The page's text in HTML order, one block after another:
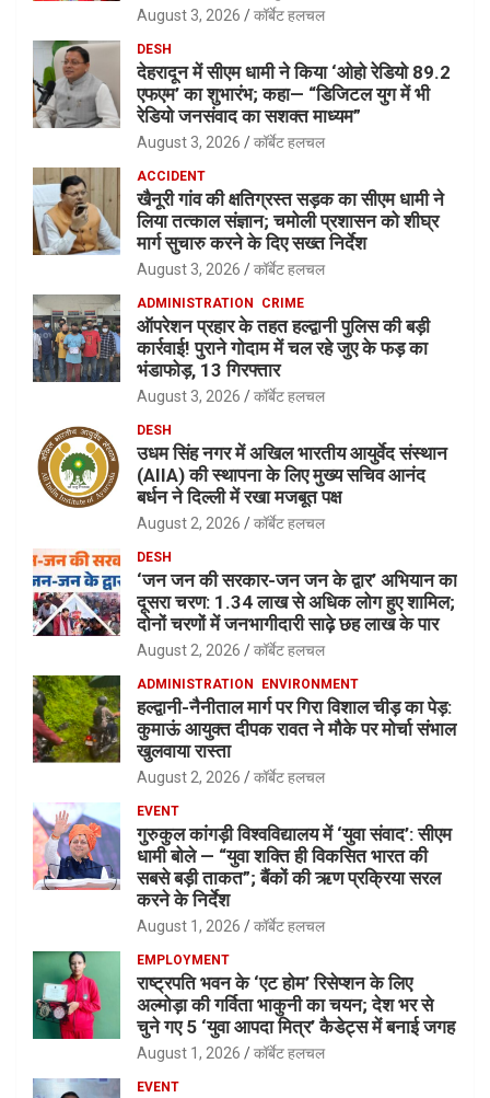
August 3, 2026 कॉर्बेट हलचल
DESH
देहरादून में सीएम धामी ने किया ‘ओहो रेडियो 89.2
एफएम’ का शुभारंभ; कहा— “डिजिटल युग में भी
रेडियो जनसंवाद का सशक्त माध्यम”
August 3, 2026 कॉर्बेट हलचल
ACCIDENT
खैनूरी गांव की क्षतिग्रस्त सड़क का सीएम धामी ने
लिया तत्काल संज्ञान; चमोली प्रशासन को शीघ्र
मार्ग सुचारु करने के दिए सख्त निर्देश
August 3, 2026 कॉर्बेट हलचल
ADMINISTRATION CRIME
ऑपरेशन प्रहार के तहत हल्द्वानी पुलिस की बड़ी
कार्रवाई! पुराने गोदाम में चल रहे जुए के फड़ का
भंडाफोड़, 13 गिरफ्तार
August 3, 2026 कॉर्बेट हलचल
DESH
उधम सिंह नगर में अखिल भारतीय आयुर्वेद संस्थान
(AIIA) की स्थापना के लिए मुख्य सचिव आनंद
बर्धन ने दिल्ली में रखा मजबूत पक्ष
August 2, 2026 कॉर्बेट हलचल
DESH
‘जन जन की सरकार-जन जन के द्वार’ अभियान का
दूसरा चरण: 1.34 लाख से अधिक लोग हुए शामिल;
दोनों चरणों में जनभागीदारी साढ़े छह लाख के पार
August 2, 2026 कॉर्बेट हलचल
ADMINISTRATION ENVIRONMENT
हल्द्वानी-नैनीताल मार्ग पर गिरा विशाल चीड़ का पेड़:
कुमाऊं आयुक्त दीपक रावत ने मौके पर मोर्चा संभाल
खुलवाया रास्ता
August 2, 2026 कॉर्बेट हलचल
EVENT
गुरुकुल कांगड़ी विश्वविद्यालय में ‘युवा संवाद’: सीएम
धामी बोले — “युवा शक्ति ही विकसित भारत की
सबसे बड़ी ताकत”; बैंकों की ऋण प्रक्रिया सरल
करने के निर्देश
August 1, 2026 कॉर्बेट हलचल
EMPLOYMENT
राष्ट्रपति भवन के ‘एट होम’ रिसेप्शन के लिए
अल्मोड़ा की गर्विता भाकुनी का चयन; देश भर से
चुने गए 5 ‘युवा आपदा मित्र’ कैडेट्स में बनाई जगह
August 1, 2026 कॉर्बेट हलचल
EVENT